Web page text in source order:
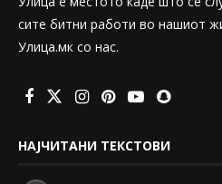
сите битни работи во нашиот
Улица.мк со нас.
НАЈЧИТАНИ ТЕКСТОВИ